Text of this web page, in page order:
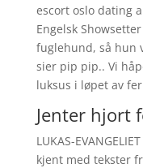
escort oslo dating
Engelsk
fuglehund, så hun
sier pip pip.. Vi
luksus i løpet av
Jenter hjort
LUKAS-
kjent med tekster